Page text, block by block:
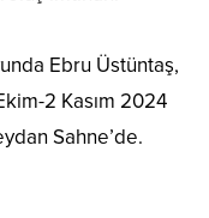
Ebru Üstüntaş,
2 Kasım 2024
Sahne’de.